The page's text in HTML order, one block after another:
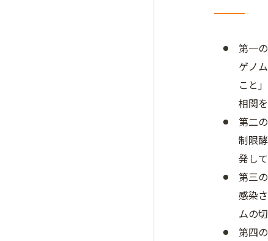
第一
ゲノ
こと
相関
第二
制限
発し
第三
感染
ムの
第四